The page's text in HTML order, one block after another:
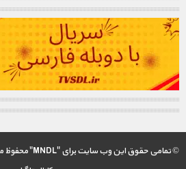
© تمامی حقوق این وب سایت برای "MNDL" محفوظ میباشد.